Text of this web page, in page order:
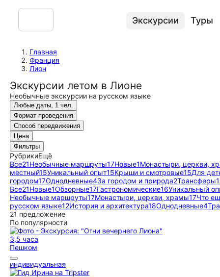
Экскурсии Туры
Главная
Франция
Лион
Экскурсии летом в Лионе
Необычные экскурсии на русском языке
Любые даты, 1 чел.
Формат проведения
Способ передвижения
Цена
Фильтры
РубрикиЕщё
Все21Необычные маршруты17Новые1Монастыри, церкви,
местный15Уникальный опыт15Крыши и смотровые15Для
городом17Однодневные4За городом и природа2Трансферы1
Все21Новые1Обзорные17Гастрономические16Уникальный
Необычные маршруты17Монастыри, церкви, храмы17Что
русском языке12История и архитектура18Однодневные4
21 предложение
По популярности
3,5 часа
Пешком
индивидуальная